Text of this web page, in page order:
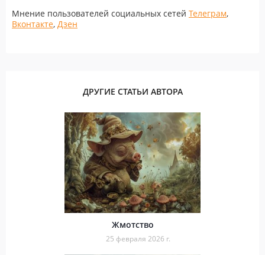
Мнение пользователей социальных сетей Телеграм,
Вконтакте, Дзен
ДРУГИЕ СТАТЬИ АВТОРА
Жмотство
25 февраля 2026 г.